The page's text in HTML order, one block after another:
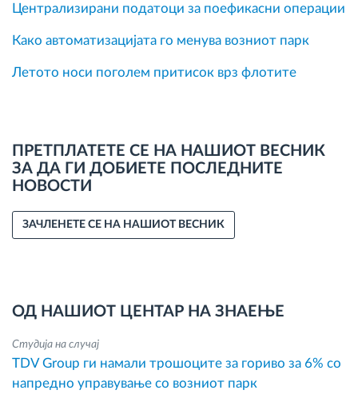
Централизирани податоци за поефикасни операции
Како автоматизацијата го менува возниот парк
Летото носи поголем притисок врз флотите
ПРЕТПЛАТЕТЕ СЕ НА НАШИОТ ВЕСНИК
ЗА ДА ГИ ДОБИЕТЕ ПОСЛЕДНИТЕ
НОВОСТИ
ЗАЧЛЕНЕТЕ СЕ НА НАШИОТ ВЕСНИК
ОД НАШИОТ ЦЕНТАР НА ЗНАЕЊЕ
Студија на случај
TDV Group ги намали трошоците за гориво за 6% со
напредно управување со возниот парк